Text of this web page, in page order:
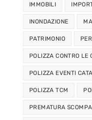
IMMOBILI
INONDAZIONE
PATRIMONIO
POLIZZA CONTRO LE
POLIZZA EVENTI
POLIZZA TCM
PREMATURA